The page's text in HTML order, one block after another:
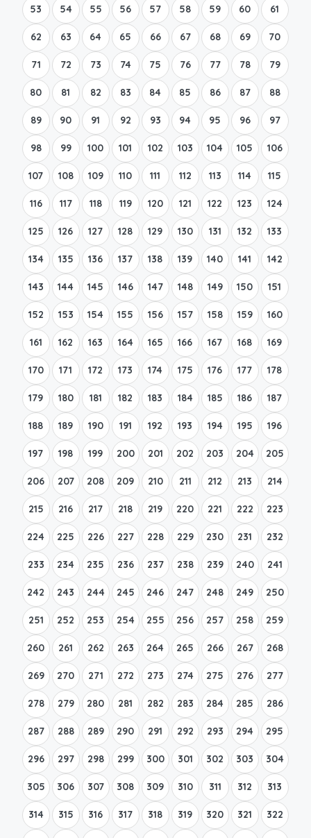
53 54 55 56 57 58 59 60 61
62 63 64 65 66 67 68 69 70
71 72 73 74 75 76 77 78 79
80 81 82 83 84 85 86 87 88
89 90 91 92 93 94 95 96 97
98 99 100 101 102 103 104 105 106
107 108 109 110 111 112 113 114 115
116 117 118 119 120 121 122 123 124
125 126 127 128 129 130 131 132 133
134 135 136 137 138 139 140 141 142
143 144 145 146 147 148 149 150 151
152 153 154 155 156 157 158 159 160
161 162 163 164 165 166 167 168 169
170 171 172 173 174 175 176 177 178
179 180 181 182 183 184 185 186 187
188 189 190 191 192 193 194 195 196
197 198 199 200 201 202 203 204 205
206 207 208 209 210 211 212 213 214
215 216 217 218 219 220 221 222 223
224 225 226 227 228 229 230 231 232
233 234 235 236 237 238 239 240 241
242 243 244 245 246 247 248 249 250
251 252 253 254 255 256 257 258 259
260 261 262 263 264 265 266 267 268
269 270 271 272 273 274 275 276 277
278 279 280 281 282 283 284 285 286
287 288 289 290 291 292 293 294 295
296 297 298 299 300 301 302 303 304
305 306 307 308 309 310 311 312 313
314 315 316 317 318 319 320 321 322